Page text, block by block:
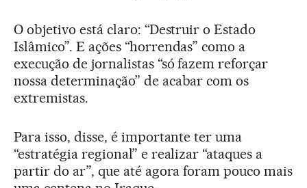
O objetivo está claro: “Destruir o Estado
Islâmico”. E ações “horrendas” como a
execução de jornalistas “só fazem reforçar
nossa determinação” de acabar com os
extremistas.
Para isso, disse, é importante ter uma
“estratégia regional” e realizar “ataques a
partir do ar”, que até agora foram pouco mais